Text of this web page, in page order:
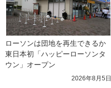
ローソンは団地を再生できるか
東日本初「ハッピーローソンタ
ウン」オープン
2026年8月5日